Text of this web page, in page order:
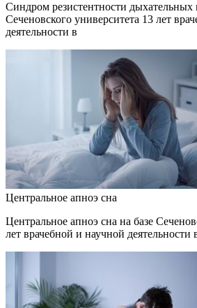
Синдром резистентности дыхательных
Сеченовского университета 13 лет
деятельности в
Центральное апноэ сна
Центральное апноэ сна на базе
лет врачебной и научной деятельности